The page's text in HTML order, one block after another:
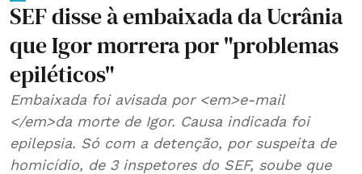
SEF disse à embaixada da Ucrânia
que Igor morrera por "problemas
epiléticos"
Embaixada foi avisada por <em>e-mail
</em>da morte de Igor. Causa indicada foi
epilepsia. Só com a detenção, por suspeita de
homicídio, de 3 inspetores do SEF, soube que